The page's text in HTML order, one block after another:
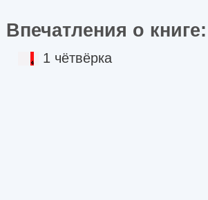
Впечатления о книге:
1 чётвёрка